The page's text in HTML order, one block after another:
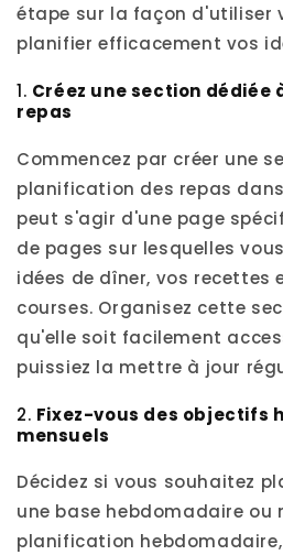
étape sur la façon d'utiliser
planifier efficacement vos
1. Créez une section
repas
Commencez par créer une
planification des repas
peut s'agir d'une page
de pages sur lesquelles
idées de dîner, vos recettes
courses. Organisez cette
qu'elle soit facilement
puissiez la mettre à jour
2. Fixez-vous des objectifs
mensuels
Décidez si vous souhaitez
une base hebdomadaire ou
planification